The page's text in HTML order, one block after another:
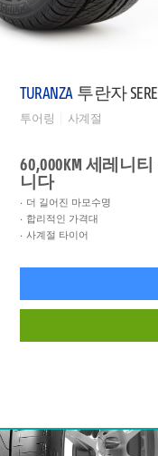
TURANZA 투란자
투어링 사계절
60,000KM 세레니
니다
더 길어진 마모수명
합리적인 가격대
사계절 타이어